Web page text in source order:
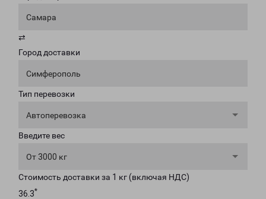
Самара
⇄
Город доставки
Симферополь
Тип перевозки
Автоперевозка
Введите вес
От 3000 кг
Стоимость доставки за 1 кг (включая НДС)
36.3*